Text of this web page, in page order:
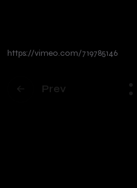
https://vimeo.com/719785146
Prev